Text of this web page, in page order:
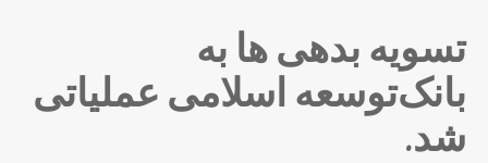
تسویه بدهی ها به
بانک‌توسعه اسلامی عملیاتی
شد.